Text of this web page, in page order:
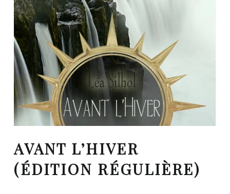
AVANT L’HIVER
(ÉDITION RÉGULIÈRE)